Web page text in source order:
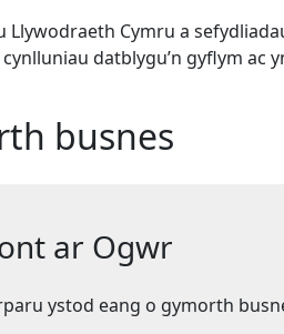
Cymru a
datblygu’n gyflym ac
busnes
ar Ogwr
ystod eang o gymorth